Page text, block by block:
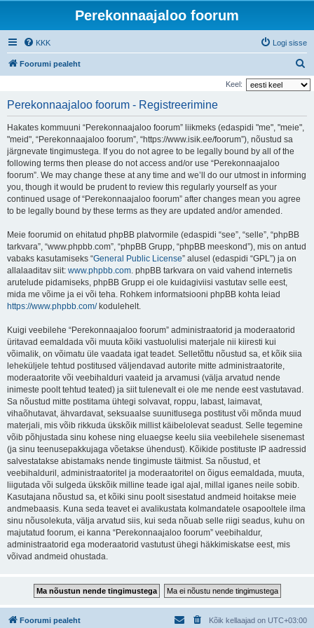
Perekonnaajaloo foorum
KKK Logi sisse
Foorumi pealeht
t
Keel:
Perekonnaajaloo foorum - Registreerimine
Hakates kommuuni “Perekonnaajaloo foorum” liikmeks (edaspidi "me", "meie",
"meid", “Perekonnaajaloo foorum”, “https://www.isik.ee/foorum”), nõustud sa
järgnevate tingimustega. If you do not agree to be legally bound by all of the
following terms then please do not access and/or use “Perekonnaajaloo
foorum”. We may change these at any time and we’ll do our utmost in informing
you, though it would be prudent to review this regularly yourself as your
continued usage of “Perekonnaajaloo foorum” after changes mean you agree
to be legally bound by these terms as they are updated and/or amended.
Meie foorumid on ehitatud phpBB platvormile (edaspidi “see”, “selle”, “phpBB
tarkvara”, “www.phpbb.com”, “phpBB Grupp, “phpBB meeskond”), mis on antud
vabaks kasutamiseks “General Public License” alusel (edaspidi “GPL”) ja on
allalaaditav siit: www.phpbb.com. phpBB tarkvara on vaid vahend internetis
arutelude pidamiseks, phpBB Grupp ei ole kuidagiviisi vastutav selle eest,
mida me võime ja ei või teha. Rohkem informatsiooni phpBB kohta leiad
https://www.phpbb.com/kodulehelt.
Kuigi veebilehe “Perekonnaajaloo foorum” administraatorid ja moderaatorid
üritavad eemaldada või muuta kõiki vastuolulisi materjale nii kiiresti kui
võimalik, on võimatu üle vaadata igat teadet. Selletõttu nõustud sa, et kõik siia
leheküljele tehtud postitused väljendavad autorite mitte administraatorite,
moderaatorite või veebihalduri vaateid ja arvamusi (välja arvatud nende
inimeste poolt tehtud teated) ja siit tulenevalt ei ole me nende eest vastutavad.
Sa nõustud mitte postitama ühtegi solvavat, roppu, labast, laimavat,
vihaõhutavat, ähvardavat, seksuaalse suunitlusega postitust või mõnda muud
materjali, mis võib rikkuda ükskõik millist käibelolevat seadust. Selle tegemine
võib põhjustada sinu kohese ning eluaegse keelu siia veebilehele sisenemast
(ja sinu teenusepakkujaga võetakse ühendust). Kõikide postituste IP aadressid
salvestatakse abistamaks nende tingimuste täitmist. Sa nõustud, et
veebihalduril, administraatoritel ja moderaatoritel on õigus eemaldada, muuta,
liigutada või sulgeda ükskõik milline teade igal ajal, millal iganes neile sobib.
Kasutajana nõustud sa, et kõiki sinu poolt sisestatud andmeid hoitakse meie
andmebaasis. Kuna seda teavet ei avalikustata kolmandatele osapooltele ilma
sinu nõusolekuta, välja arvatud siis, kui seda nõuab selle riigi seadus, kuhu on
majutatud foorum, ei kanna “Perekonnaajaloo foorum” veebihaldur,
administraatorid ega moderaatorid vastutust ühegi häkkimiskatse eest, mis
võivad andmeid ohustada.
Foorumi pealeht Kõik kellaajad on UTC+03:00